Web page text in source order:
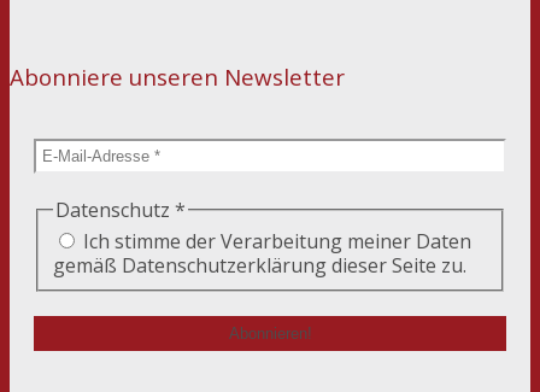
Abonniere unseren Newsletter
Datenschutz *
Ich stimme der Verarbeitung meiner Daten
gemäß Datenschutzerklärung dieser Seite zu.